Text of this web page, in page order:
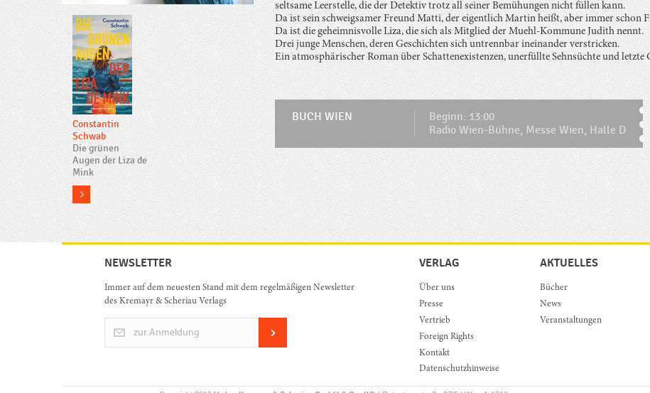
Constantin
Schwab
Die grünen
Augen der Liza de
Mink
more
seltsame Leerstelle, die der Detektiv trotz all seiner Bemühungen nicht füllen kann.
Da ist sein schweigsamer Freund Matti, der eigentlich Martin heißt, aber immer schon
Da ist die geheimnisvolle Liza, die sich als Mitglied der Muehl-Kommune Judith nennt.
Drei junge Menschen, deren Geschichten sich untrennbar ineinander verstricken.
Ein atmosphärischer Roman über Schattenexistenzen, unerfüllte Sehnsüchte und letzte
BUCH WIEN
Beginn: 13:00
Radio Wien-Bühne, Messe Wien, Halle D
VERLAG
Über uns
Presse
Vertrieb
Foreign Rights
Kontakt
Datenschutzhinweise
AKTUELLES
Bücher
News
Veranstaltungen
NEWSLETTER
Immer auf dem neuesten Stand mit dem regelmäßigen Newsletter
des Kremayr & Scheriau Verlags
zur Anmeldung